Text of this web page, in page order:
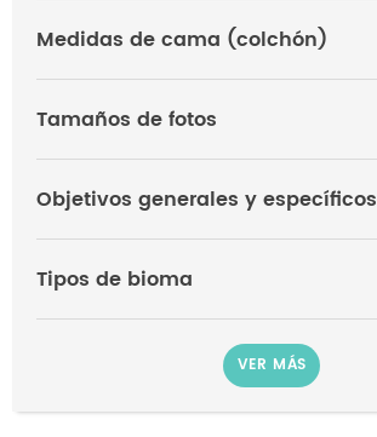
Medidas de cama (colchón)
Tamaños de fotos
Objetivos generales y específicos
Tipos de bioma
VER MÁS